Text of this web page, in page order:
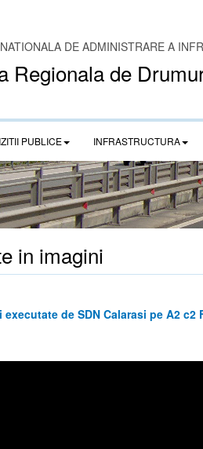
DE ADMINISTRARE A
Regionala de
PUBLICE INFRASTRUCTURA
in imagini
de SDN Calarasi pe A2 c2